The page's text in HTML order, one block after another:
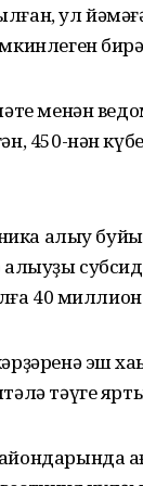
ул
менән
450-нән
алыу
алыуҙы
40
эш
тәүге